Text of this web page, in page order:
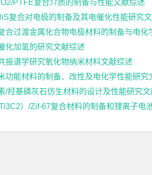
PTFE复合介质的制备与性能文献综述
复合对电极的制备及其电催化性能研究
合过渡金属化合物电极材料的制备与电化
化加氢的研究文献综述
振谱学研究氧化物纳米材料文献综述
功能材料的制备、改性及电化学性能研究
/羟基磷灰石仿生材料的设计及性能研究文
）/Zif-67复合材料的制备和锂离子电